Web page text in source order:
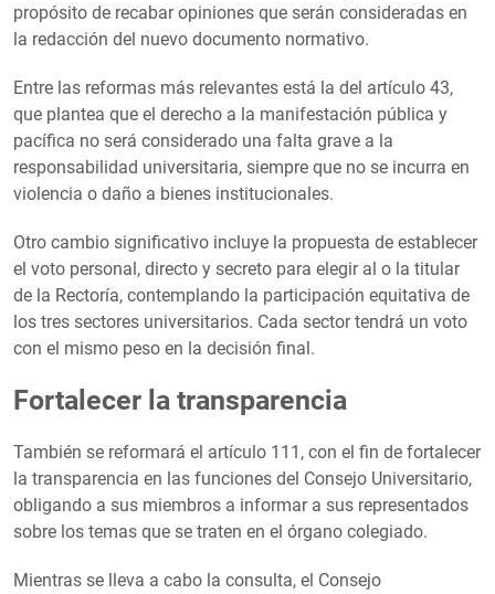
propósito de recabar opiniones que serán consideradas en
la redacción del nuevo documento normativo.
Entre las reformas más relevantes está la del artículo 43,
que plantea que el derecho a la manifestación pública y
pacífica no será considerado una falta grave a la
responsabilidad universitaria, siempre que no se incurra en
violencia o daño a bienes institucionales.
Otro cambio significativo incluye la propuesta de establecer
el voto personal, directo y secreto para elegir al o la titular
de la Rectoría, contemplando la participación equitativa de
los tres sectores universitarios. Cada sector tendrá un voto
con el mismo peso en la decisión final.
Fortalecer la transparencia
También se reformará el artículo 111, con el fin de fortalecer
la transparencia en las funciones del Consejo Universitario,
obligando a sus miembros a informar a sus representados
sobre los temas que se traten en el órgano colegiado.
Mientras se lleva a cabo la consulta, el Consejo